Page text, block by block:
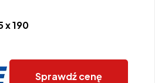
x 190
Sprawdź cenę